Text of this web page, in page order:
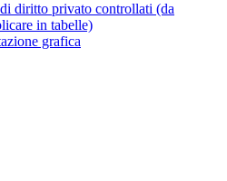
diritto privato controllati (da
in tabelle)
grafica